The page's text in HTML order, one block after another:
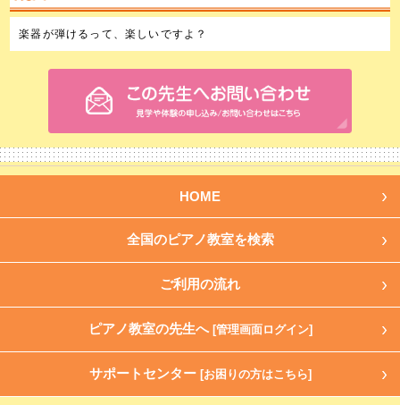
楽器が弾けるって、楽しいですよ？
HOME
全国のピアノ教室を検索
ご利用の流れ
ピアノ教室の先生へ [管理画面ログイン]
サポートセンター [お困りの方はこちら]